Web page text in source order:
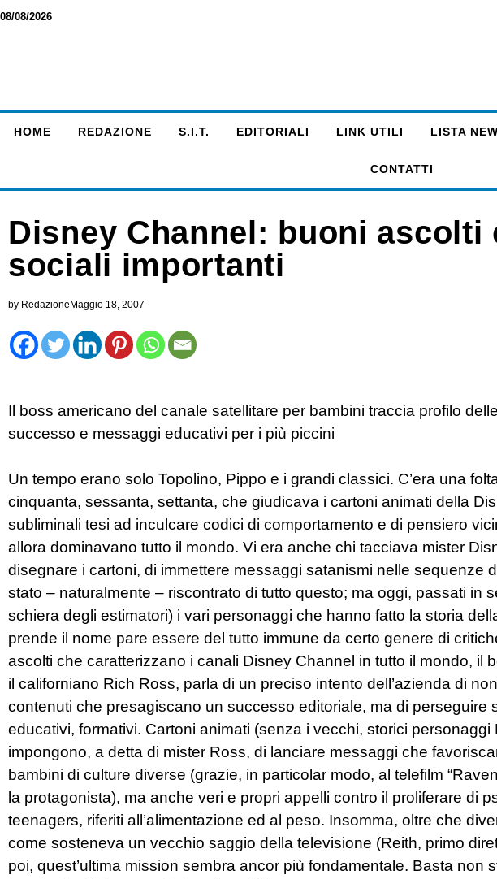
08/08/2026
HOME REDAZIONE S.I.T. EDITORIALI LINK UTILI LISTA
CONTATTI
Disney Channel: buoni ascolti
sociali importanti
by Redazione Maggio 18, 2007
Il boss americano del canale satellitare per bambini traccia profilo
successo e messaggi educativi per i più piccini
Un tempo erano solo Topolino, Pippo e i grandi classici. C’era una
cinquanta, sessanta, settanta, che giudicava i cartoni animati della
subliminali tesi ad inculcare codici di comportamento e di pensiero
allora dominavano tutto il mondo. Vi era anche chi tacciava mister
disegnare i cartoni, di immettere messaggi satanismi nelle sequenze
stato – naturalmente – riscontrato di tutto questo; ma oggi, passati in
schiera degli estimatori) i vari personaggi che hanno fatto la storia
prende il nome pare essere del tutto immune da certo genere di
ascolti che caratterizzano i canali Disney Channel in tutto il mondo, il
il californiano Rich Ross, parla di un preciso intento dell’azienda di
contenuti che presagiscano un successo editoriale, ma di perseguire
educativi, formativi. Cartoni animati (senza i vecchi, storici
impongono, a detta di mister Ross, di lanciare messaggi che
bambini di culture diverse (grazie, in particolar modo, al telefilm
la protagonista), ma anche veri e propri appelli contro il proliferare di
teenagers, riferiti all’alimentazione ed al peso. Insomma, oltre che
come sosteneva un vecchio saggio della televisione (Reith, primo
poi, quest’ultima mission sembra ancor più fondamentale. Basta non